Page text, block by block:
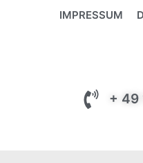
IMPRESSUM
+ 49